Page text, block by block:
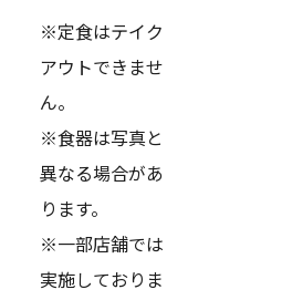
※定食はテイク
アウトできませ
ん。
※食器は写真と
異なる場合があ
ります。
※一部店舗では
実施しておりま